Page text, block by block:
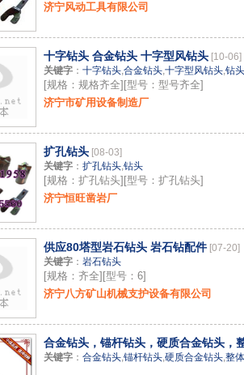
济宁风动工具有限公司
十字钻头 合金钻头 十字型风钻头 [10-06]
关键字 ： 十字钻头,合金钻头,十字型风钻头,钻头
[规格：规格齐全][型号：型号齐全]
济宁市矿用设备制造厂
扩孔钻头 [08-03]
关键字 ： 扩孔钻头,钻头
[规格：扩孔钻头][型号：扩孔钻头]
济宁恒旺凿岩厂
供应80塔型岩石钻头 岩石钻配件 [07-20]
关键字 ： 岩石钻头
[规格：齐全][型号：6]
济宁八方矿山机械支护设备有限公司
合金钻头，锚杆钻头，硬质合金钻头，
关键字 ： 合金钻头,锚杆钻头,硬质合金钻头,整